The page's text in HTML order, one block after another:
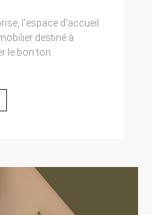
l'espace d'accueil
destiné à
le bon ton.